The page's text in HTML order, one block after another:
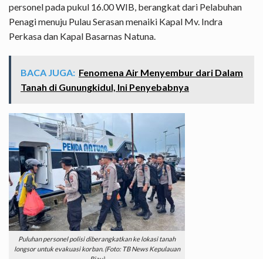
personel pada pukul 16.00 WIB, berangkat dari Pelabuhan
Penagi menuju Pulau Serasan menaiki Kapal Mv. Indra
Perkasa dan Kapal Basarnas Natuna.
BACA JUGA: Fenomena Air Menyembur dari Dalam
Tanah di Gunungkidul, Ini Penyebabnya
Puluhan personel polisi diberangkatkan ke lokasi tanah
longsor untuk evakuasi korban. (Foto: TB News Kepulauan